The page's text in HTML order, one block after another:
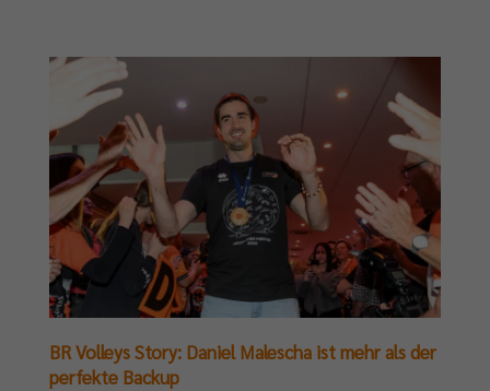
BR Volleys Story: Daniel Malescha ist mehr als der
perfekte Backup